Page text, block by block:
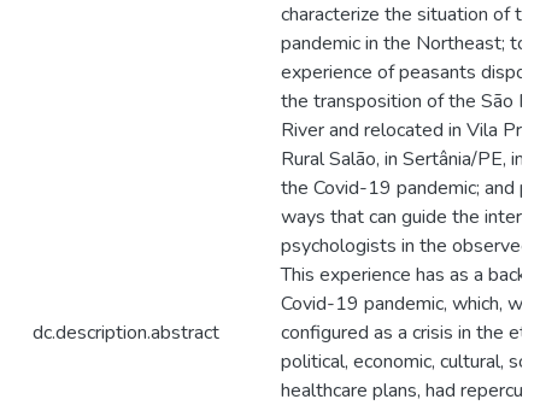
dc.description.abstract
characterize the situation of
pandemic in the Northeast; to
experience of peasants
the transposition of the São
River and relocated in Vila
Rural Salão, in Sertânia/PE, in
the Covid-19 pandemic; and
ways that can guide the
psychologists in the observed
This experience has as a
Covid-19 pandemic, which,
configured as a crisis in the
political, economic, cultural,
healthcare plans, had